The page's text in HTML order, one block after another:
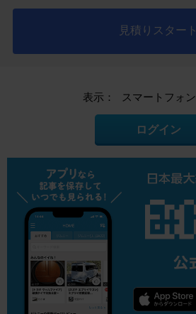
見積りスタート
表示： スマートフォン
ログイン